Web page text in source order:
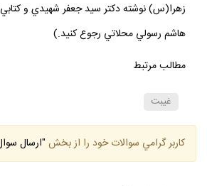
زهرا(س) نوشته دكتر سيد جعفر شهيدي و
هاشم رسولي محلاتي رجوع كنيد.)
مطالب مرتبط
غيبت
كاربر گرامي سوالات خود را از بخش "ارسال